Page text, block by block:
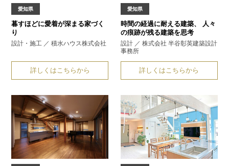
愛知県
暮すほどに愛着が深まる家づく
り
設計・施工 ／ 積水ハウス株式会社
詳しくはこちらから
愛知県
時間の経過に耐える建築、
人々
の痕跡が残る建築を思考
設計 ／ 株式会社 半谷彰英建築設計
事務所
詳しくはこちらから